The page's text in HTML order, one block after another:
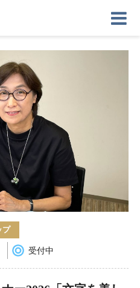
事
ラリー お問い合わせ
ログイン
プ
受付中